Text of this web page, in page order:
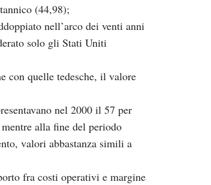
(44,98);
nell’arco dei venti anni
solo gli Stati Uniti
con quelle tedesche, il valore
nel 2000 il 57 per
alla fine del periodo
valori abbastanza simili a
fra costi operativi e margine